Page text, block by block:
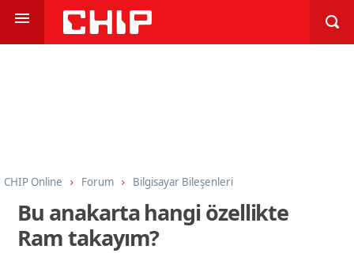
CHIP Online Forum
Bilgisayar Bileşenleri
İşlemci, Anakart, Bellek
Bu anakarta hangi özellikte
Ram takayım?